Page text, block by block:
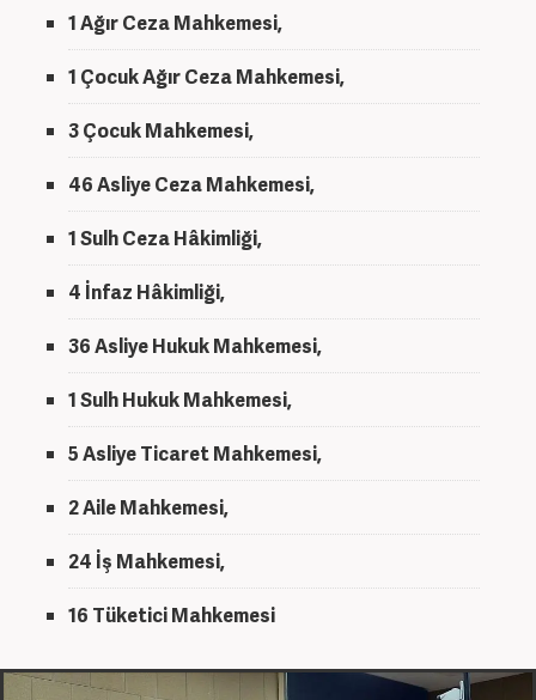
1 Ağır Ceza Mahkemesi,
1 Çocuk Ağır Ceza Mahkemesi,
3 Çocuk Mahkemesi,
46 Asliye Ceza Mahkemesi,
1 Sulh Ceza Hâkimliği,
4 İnfaz Hâkimliği,
36 Asliye Hukuk Mahkemesi,
1 Sulh Hukuk Mahkemesi,
5 Asliye Ticaret Mahkemesi,
2 Aile Mahkemesi,
24 İş Mahkemesi,
16 Tüketici Mahkemesi